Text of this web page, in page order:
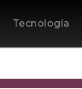
Tecnología